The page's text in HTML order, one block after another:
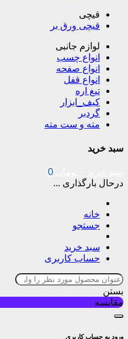
قیچی
قیچی ورق بر
لوازم جانبی
انواع چسب
انواع صفحه
انواع قفل
تیغ اره
کیف_ابزار
گردبر
مته و ست مته
سبد خرید
0
درحال بارگذاری ...
خانه
جستجو
سبد خرید
حساب کاربری
بستن
مقایسه
ورود به حساب کاربری